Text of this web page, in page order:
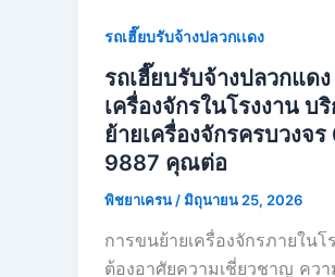
รถเฮี๊ยบรับจ้างปลวกเเดง
รถเฮี๊ยบรับจ้างปลวกแดง
เครื่องจักรในโรงงาน บ
ย้ายเครื่องจักรครบวงจ
9887 คุณต่อ
พิชยาเครน /มิถุนายน 25, 2026
การขนย้ายเครื่องจักรภายในโ
ต้องอาศัยความเชี่ยวชาญ คว